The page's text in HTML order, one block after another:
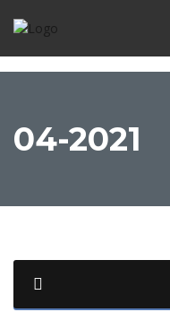
04-2021